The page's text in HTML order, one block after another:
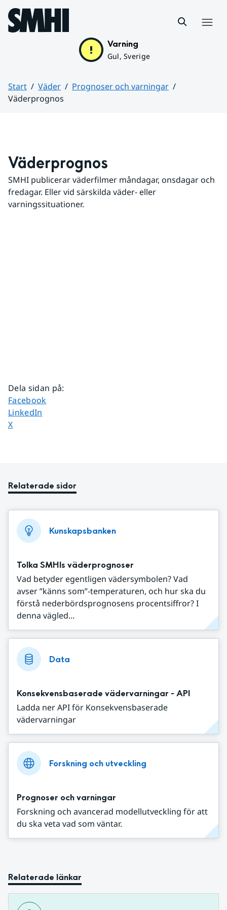
Hoppa till sidans innehåll
Varning
Gul, Sverige
Start Väder
Prognoser och varningar
Väderprognos
Väderprognos
SMHI publicerar väderfilmer måndagar, onsdagar och
fredagar. Eller vid särskilda väder- eller
varningssituationer.
Dela sidan på:
Dela sidan på
Facebook
Dela sidan på
LinkedIn
Dela sidan på
X
Relaterade sidor
Kunskapsbanken
Tolka SMHIs väderprognoser
Vad betyder egentligen vädersymbolen? Vad
avser ”känns som”-temperaturen, och hur ska du
förstå nederbördsprognosens procentsiffror? I
denna vägled...
Data
Konsekvensbaserade vädervarningar - API
Ladda ner API för Konsekvensbaserade
vädervarningar
Forskning och utveckling
Prognoser och varningar
Forskning och avancerad modellutveckling för att
du ska veta vad som väntar.
Relaterade länkar